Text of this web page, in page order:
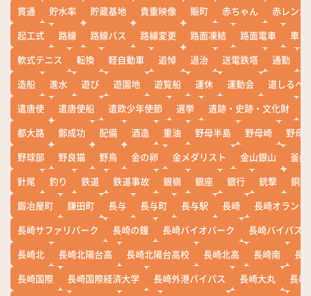
貫通
貯水率 貯蔵基地 貴重映像 賑町 赤ちゃん
赤レンガ
起工式
路線 路線バス 路線変更 路面凍結 路面電車
車
軟式テニス
転換 軽自動車 追悼 退治 送電鉄塔 通勤
造船
進水 遊び 遊園地 遊覧船 運休 運動会
道しるべ
遣唐使
遣唐使船 遣欧少年使節 選挙 遺跡・史跡・文化財
都大路
鄭成功 配備 酒造 重油 野母半島 野母崎
野母
野球部
野良猫 野鳥 金の卵 金メダリスト 金山銀山
釜山
針尾
釣り 鉄道 鉄道事故 銀嶺 銀座 銀行 銃撃
銅座
鍛冶屋町
鎌田町 長与 長与町 長与駅 長崎
長崎オランダ
長崎サファリパーク
長崎の鐘 長崎バイオパーク
長崎バイパス
長崎北
長崎北陽台高 長崎北陽台高校 長崎北高 長崎南
長
長崎国際
長崎国際経済大学 長崎外港バイパス 長崎大丸
長崎